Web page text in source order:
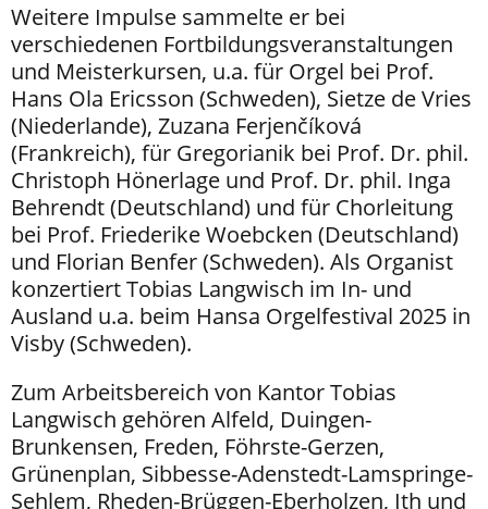
Weitere Impulse sammelte er bei
verschiedenen Fortbildungsveranstaltungen
und Meisterkursen, u.a. für Orgel bei Prof.
Hans Ola Ericsson (Schweden), Sietze de Vries
(Niederlande), Zuzana Ferjenčíková
(Frankreich), für Gregorianik bei Prof. Dr. phil.
Christoph Hönerlage und Prof. Dr. phil. Inga
Behrendt (Deutschland) und für Chorleitung
bei Prof. Friederike Woebcken (Deutschland)
und Florian Benfer (Schweden). Als Organist
konzertiert Tobias Langwisch im In- und
Ausland u.a. beim Hansa Orgelfestival 2025 in
Visby (Schweden).
Zum Arbeitsbereich von Kantor Tobias
Langwisch gehören Alfeld, Duingen-
Brunkensen, Freden, Föhrste-Gerzen,
Grünenplan, Sibbesse-Adenstedt-Lamspringe-
Sehlem, Rheden-Brüggen-Eberholzen, Ith und